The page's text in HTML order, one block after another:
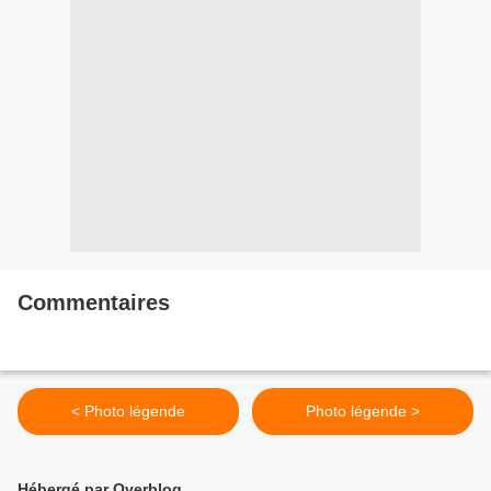
Commentaires
< Photo légende Photo légende >